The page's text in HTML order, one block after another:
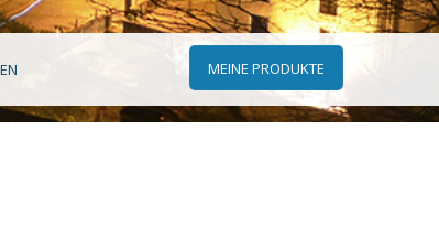
MEINE PRODUKTE